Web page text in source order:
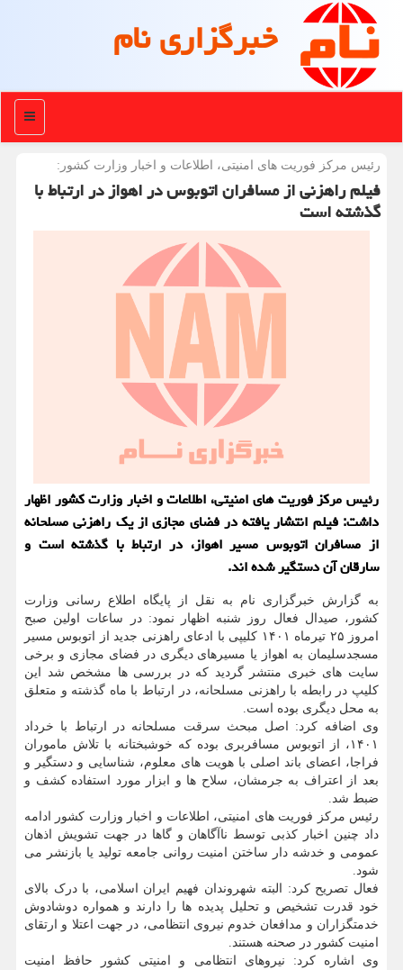
خبرگزاری نام
منو
رئیس مركز فوریت های امنیتی، اطلاعات و اخبار وزارت كشور:
فیلم راهزنی از مسافران اتوبوس در اهواز در ارتباط با
گذشته است
رئیس مرکز فوریت های امنیتی، اطلاعات و اخبار وزارت کشور اظهار
داشت: فیلم انتشار یافته در فضای مجازی از یک راهزنی مسلحانه
از مسافران اتوبوس مسیر اهواز، در ارتباط با گذشته است و
سارقان آن دستگیر شده اند.
به گزارش خبرگزاری نام به نقل از پایگاه اطلاع رسانی وزارت
کشور، صیدال فعال روز شنبه اظهار نمود: در ساعات اولین صبح
امروز ۲۵ تیرماه ۱۴۰۱ کلیپی با ادعای راهزنی جدید از اتوبوس مسیر
مسجدسلیمان به اهواز یا مسیرهای دیگری در فضای مجازی و برخی
سایت های خبری منتشر گردید که در بررسی ها مشخص شد این
کلیپ در رابطه با راهزنی مسلحانه، در ارتباط با ماه گذشته و متعلق
به محل دیگری بوده است.
وی اضافه کرد: اصل مبحث سرقت مسلحانه در ارتباط با خرداد
۱۴۰۱، از اتوبوس مسافربری بوده که خوشبختانه با تلاش ماموران
فراجا، اعضای باند اصلی با هویت های معلوم، شناسایی و دستگیر و
بعد از اعتراف به جرمشان، سلاح ها و ابزار مورد استفاده کشف و
ضبط شد.
رئیس مرکز فوریت های امنیتی، اطلاعات و اخبار وزارت کشور ادامه
داد چنین اخبار کذبی توسط ناآگاهان و گاها در جهت تشویش اذهان
عمومی و خدشه دار ساختن امنیت روانی جامعه تولید یا بازنشر می
شود.
فعال تصریح کرد: البته شهروندان فهیم ایران اسلامی، با درک بالای
خود قدرت تشخیص و تحلیل پدیده ها را دارند و همواره دوشادوش
خدمتگزاران و مدافعان خدوم نیروی انتظامی، در جهت اعتلا و ارتقای
امنیت کشور در صحنه هستند.
وی اشاره کرد: نیروهای انتظامی و امنیتی کشور حافظ امنیت